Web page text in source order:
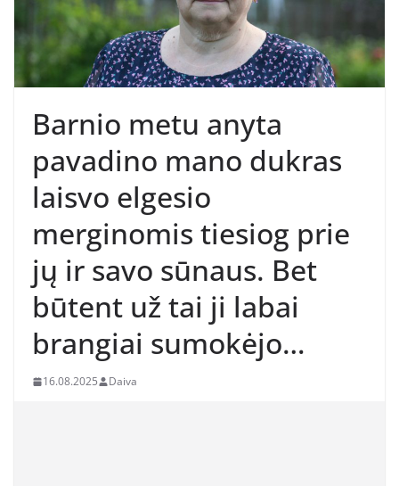
Barnio metu anyta
pavadino mano dukras
laisvo elgesio
merginomis tiesiog prie
jų ir savo sūnaus. Bet
būtent už tai ji labai
brangiai sumokėjo…
16.08.2025 Daiva